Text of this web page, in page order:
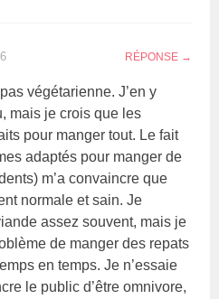
RÉPONSE
végétarienne. J’en y
mais je crois que les
pour manger tout. Le fait
adaptés pour manger de
m’a convaincre que
normale et sain. Je
assez souvent, mais je
de manger des repats
en temps. Je n’essaie
le public d’être omnivore,